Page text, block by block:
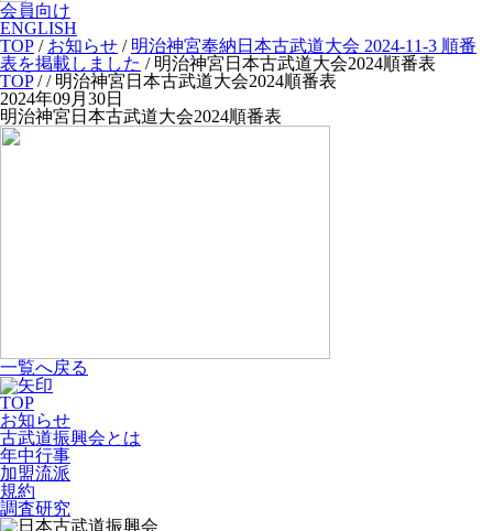
会員向け
ENGLISH
TOP / お知らせ / 明治神宮奉納日本古武道大会 2024-11-3 順番
表を掲載しました / 明治神宮日本古武道大会2024順番表
TOP// 明治神宮日本古武道大会2024順番表
2024年09月30日
明治神宮日本古武道大会2024順番表
一覧へ戻る
TOP
お知らせ
古武道振興会とは
年中行事
加盟流派
規約
調査研究